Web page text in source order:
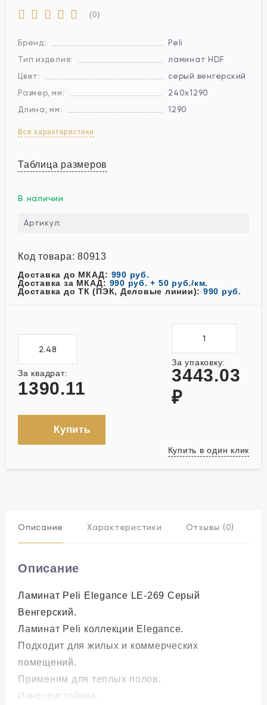
(0)
Бренд:
Peli
Тип изделия:
ламинат HDF
Цвет:
серый венгерский
Размер, мм:
240х1290
Длина, мм:
1290
Все характеристики
Таблица размеров
В наличии
Артикул:
Код товара: 80913
Доставка до МКАД: 990 руб.
Доставка за МКАД: 990 руб. + 50 руб./км.
Доставка до ТК (ПЭК, Деловые линии): 990 руб.
За квадрат:
1390.11
За упаковку:
3443.03
₽
Купить
Купить в один клик
Описание Характеристики Отзывы (0)
Описание
Ламинат Peli Elegance LE-269 Серый
Венгерский.
Ламинат Peli коллекции Elegance.
Подходит для жилых и коммерческих
помещений.
Применим для теплых полов.
Износоустойчив.